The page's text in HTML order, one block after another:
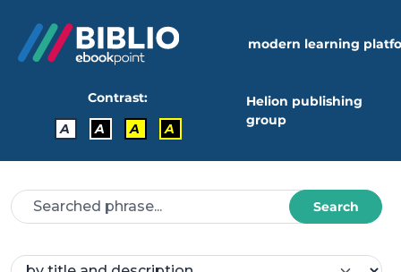
modern learning
Contrast:
A
A A A
Helion publishing
group
Search